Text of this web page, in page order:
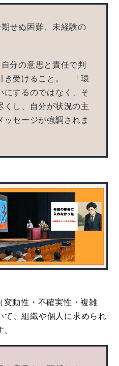
期せぬ困難、未経験の
自分の意思と責任で判
き受けること。 「環
にするのではなく、そ
くし、自分が状況の主
ッセージが強調されま
変動性・不確実性・複雑
て、組織や個人に求められ